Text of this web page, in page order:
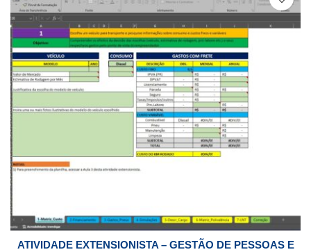
ATIVIDADE EXTENSIONISTA – GESTÃO DE PESSOAS E